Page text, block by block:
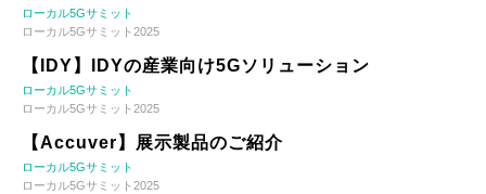
ローカル5Gサミット
ローカル5Gサミット2025
【IDY】IDYの産業向け5Gソリューション
ローカル5Gサミット
ローカル5Gサミット2025
【Accuver】展示製品のご紹介
ローカル5Gサミット
ローカル5Gサミット2025